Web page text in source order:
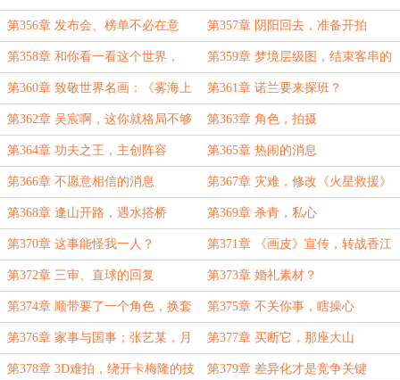
第356章 发布会、榜单不必在意 第357章 阴阳回去，准备开拍
第358章 和你看一看这个世界，
《盗梦空间》
第359章 梦境层级图，结束客串的
几人
第360章 致敬世界名画：《雾海上
的旅人》
第361章 诺兰要来探班？
第362章 吴宸啊，这你就格局不够
了；顾问
第363章 角色，拍摄
第364章 功夫之王，主创阵容 第365章 热闹的消息
第366章 不愿意相信的消息 第367章 灾难，修改《火星救援》
的一段发言
第368章 逢山开路，遇水搭桥 第369章 杀青，私心
第370章 这事能怪我一人？ 第371章 《画皮》宣传，转战香江
第372章 三审、直球的回复 第373章 婚礼素材？
第374章 顺带要了一个角色，换套
性感的
第375章 不关你事，瞎操心
第376章 家事与国事；张艺某，月
薪2万！
第377章 买断它，那座大山
第378章 3D难拍，绕开卡梅隆的技 第379章 差异化才是竞争关键